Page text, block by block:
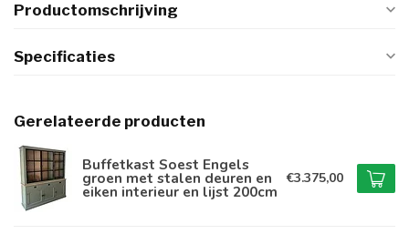
Productomschrijving
Specificaties
Gerelateerde producten
Buffetkast Soest Engels
groen met stalen deuren en
eiken interieur en lijst 200cm
€3.375,00